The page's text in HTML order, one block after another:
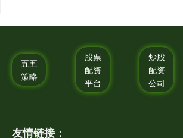
五五
策略
股票
配资
平台
炒股
配资
公司
友情链接：